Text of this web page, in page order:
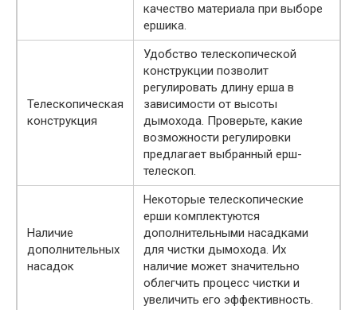
качество материала при выборе
ершика.
Телескопическая
конструкция
Удобство телескопической
конструкции позволит
регулировать длину ерша в
зависимости от высоты
дымохода. Проверьте, какие
возможности регулировки
предлагает выбранный ерш-
телескоп.
Наличие
дополнительных
насадок
Некоторые телескопические
ерши комплектуются
дополнительными насадками
для чистки дымохода. Их
наличие может значительно
облегчить процесс чистки и
увеличить его эффективность.